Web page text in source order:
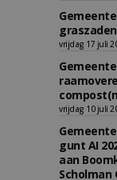
vrijdag 17 juli
vrijdag 10 juli
gunt AI
aan
Scholman